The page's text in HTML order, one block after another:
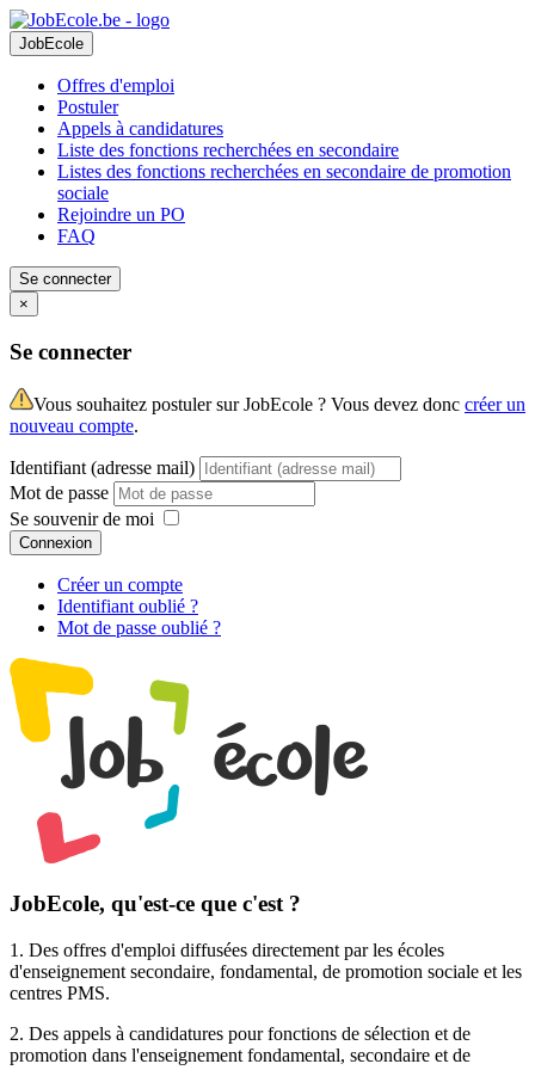
JobEcole
Offres d'emploi
Postuler
Appels à candidatures
Liste des fonctions recherchées en secondaire
Listes des fonctions recherchées en secondaire de promotion
sociale
Rejoindre un PO
FAQ
Se connecter
×
Se connecter
Vous souhaitez postuler sur JobEcole ? Vous devez donc créer un
nouveau compte.
Identifiant (adresse mail)
Mot de passe
Se souvenir de moi
Connexion
Créer un compte
Identifiant oublié ?
Mot de passe oublié ?
JobEcole, qu'est-ce que c'est ?
1. Des offres d'emploi diffusées directement par les écoles
d'enseignement secondaire, fondamental, de promotion sociale et les
centres PMS.
2. Des appels à candidatures pour fonctions de sélection et de
promotion dans l'enseignement fondamental, secondaire et de